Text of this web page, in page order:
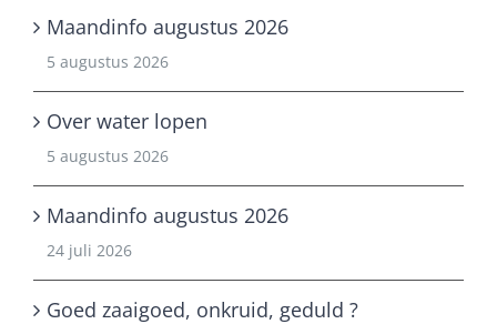
Maandinfo augustus 2026
5 augustus 2026
Over water lopen
5 augustus 2026
Maandinfo augustus 2026
24 juli 2026
Goed zaaigoed, onkruid, geduld ?